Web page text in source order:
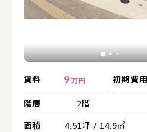
賃料 9万円 初期費用
階層
2階
面積
4.51坪 / 14.9㎡